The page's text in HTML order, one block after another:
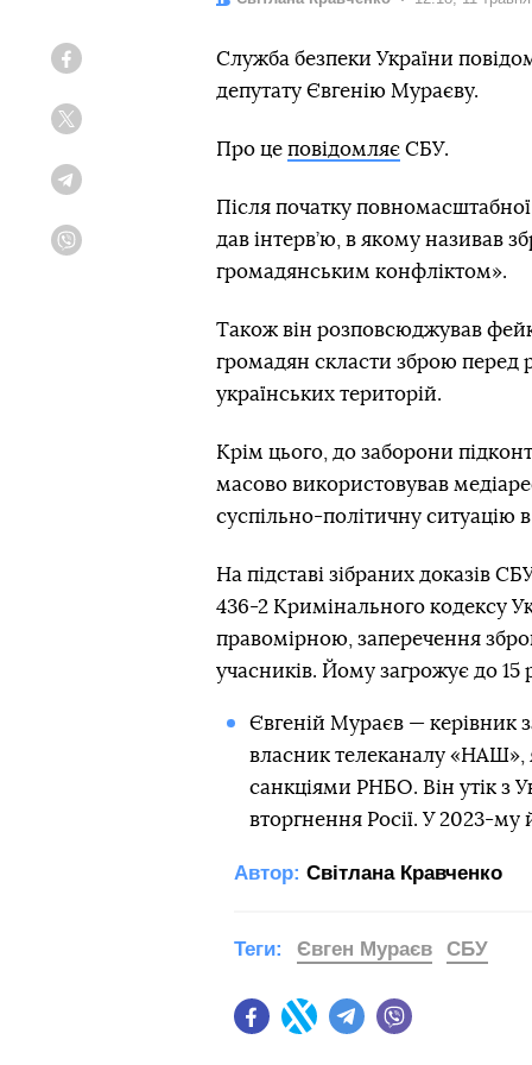
Служба безпеки України
депутату Євгенію Мураєву.
Про це повідомляє СБУ.
Після початку
дав інтерв’ю, в якому називав
громадянським конфліктом».
Також він розповсюджував
громадян скласти зброю перед
українських територій.
Крім цього, до заборони
масово використовував
суспільно-політичну ситуацію в
На підставі зібраних доказів
436-2 Кримінального кодексу
правомірною, заперечення
учасників. Йому загрожує до 15
Євгеній Мураєв — керівник
власник телеканалу «НАШ»,
санкціями РНБО. Він утік з
вторгнення Росії. У 2023-му
Автор: Світлана Кравченко
FacebookTwitter Telegram
Теги: Євген Мураєв СБУ